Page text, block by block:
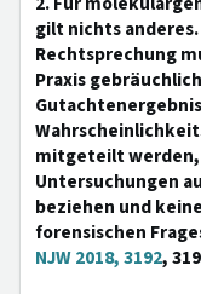
gilt nichts
Rechtsprechung
Praxis
mitgeteilt werden,
Untersuchungen
beziehen und
forensischen
NJW 2018, 3192,